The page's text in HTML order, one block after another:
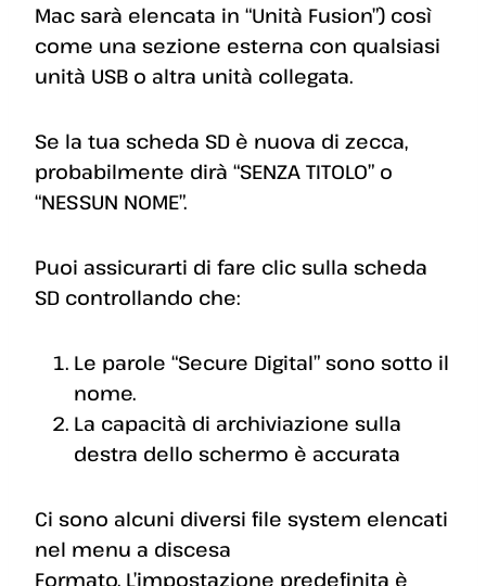
Mac sarà elencata in “Unità Fusion”) così
come una sezione esterna con qualsiasi
unità USB o altra unità collegata.
Se la tua scheda SD è nuova di zecca,
probabilmente dirà “SENZA TITOLO” o
“NESSUN NOME”.
Puoi assicurarti di fare clic sulla scheda
SD controllando che:
Le parole “Secure Digital” sono sotto il
nome.
La capacità di archiviazione sulla
destra dello schermo è accurata
Ci sono alcuni diversi file system elencati
nel menu a discesa
Formato. L’impostazione predefinita è